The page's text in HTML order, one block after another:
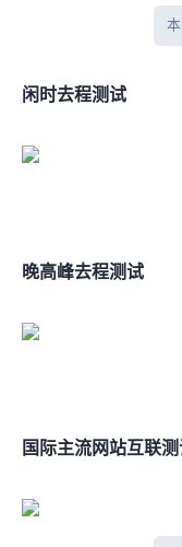
闲时ITDOG去程测试
晚高峰ITDOG去程测试
国际主流网站互联测